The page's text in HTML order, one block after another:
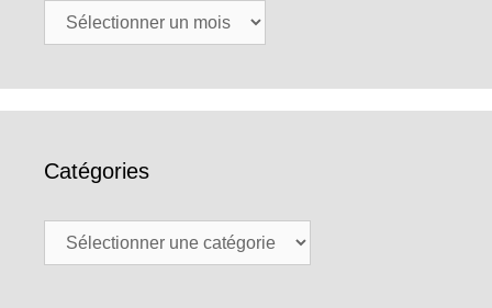
Archives
Catégories
Catégories